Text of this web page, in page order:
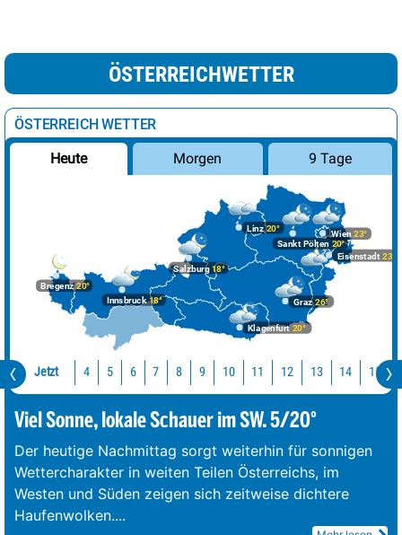
ÖSTERREICHWETTER
ÖSTERREICH WETTER
Heute Morgen 9 Tage
Bregenz20°
Graz26°
Innsbruck18°
Klagenfurt 20°
Linz20°
Salzburg18°
Wien 23°
Eisenstadt 23°
Sankt Pölten 20°
Jetzt 4 5 6 7 8 9 10 11 12 13 14 15
Viel Sonne, lokale Schauer im SW. 5/20°
Der heutige Nachmittag sorgt weiterhin für sonnigen
Wettercharakter in weiten Teilen Österreichs, im
Westen und Süden zeigen sich zeitweise dichtere
Haufenwolken....